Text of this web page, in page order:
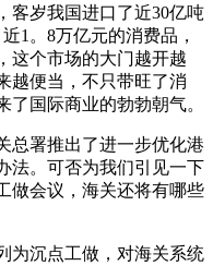
岁我国进口了近30亿吨
1。8万亿元的消费品，
这个市场的大门越开越
越便当，不只带旺了消
国际商业的勃勃朝气。
署推出了进一步优化港
法。可否为我们引见一下
做会议，海关还将有哪些
沉点工做，对海关系统